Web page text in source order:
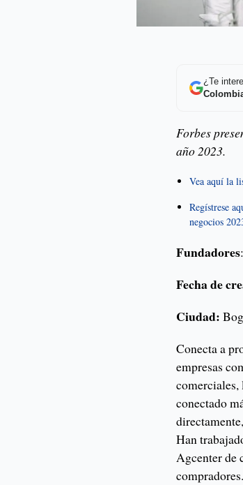
¿Te
Forbes
año 2023.
Vea aquí la
Regístrese
negocios
Fundadores
Fecha de
Ciudad:
Conecta a
empresas
comerciales,
conectado
Han
Agcenter de
compradores.